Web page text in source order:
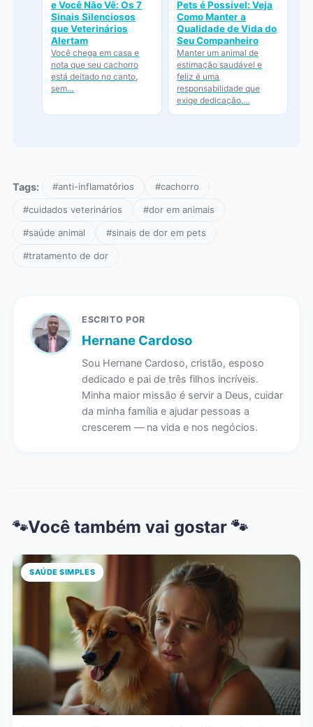
e Você Não Vê: Os 7
Sinais Silenciosos
que Veterinários
Alertam
Você chega em casa e
nota que seu cachorro
está deitado no canto,
sem…
Pets é Possível: Veja
Como Manter a
Qualidade de Vida do
Seu Companheiro
Manter um animal de
estimação saudável e
feliz é uma
responsabilidade que
exige dedicação,…
Tags: #anti-inflamatórios #cachorro
#cuidados veterinários #dor em animais
#saúde animal #sinais de dor em pets
#tratamento de dor
ESCRITO POR
Hernane Cardoso
Sou Hernane Cardoso, cristão, esposo
dedicado e pai de três filhos incríveis.
Minha maior missão é servir a Deus, cuidar
da minha família e ajudar pessoas a
crescerem — na vida e nos negócios.
Você também vai gostar 🐾
SAÚDE SIMPLES